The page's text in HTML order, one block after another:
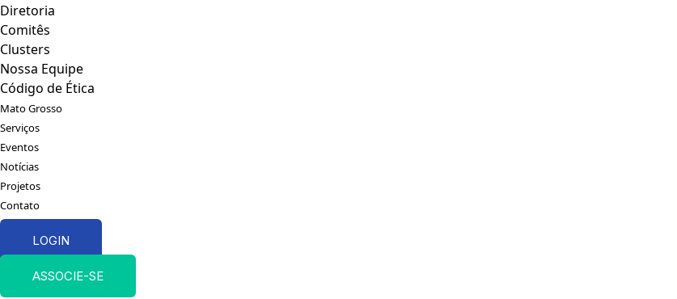
Diretoria
Comitês
Clusters
Nossa Equipe
Código de Ética
Mato Grosso
Serviços
Eventos
Notícias
Projetos
Contato
LOGIN
ASSOCIE-SE